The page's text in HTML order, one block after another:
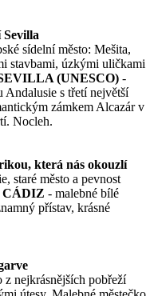
sídelní město: Mešita,
stavbami, úzkými uličkami
(UNESCO) -
Andalusie s třetí největší
zámkem Alcazár v
Nocleh.
která nás okouzlí
staré město a pevnost
CÁDIZ - malebné bílé
přístav, krásné
z nejkrásnějších pobřeží